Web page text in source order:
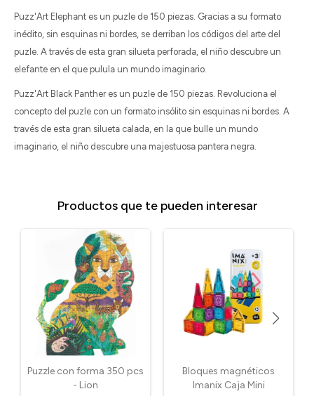
Puzz'Art Elephant es un puzle de 150 piezas. Gracias a su formato
inédito, sin esquinas ni bordes, se derriban los códigos del arte del
puzle. A través de esta gran silueta perforada, el niño descubre un
elefante en el que pulula un mundo imaginario.
Puzz'Art Black Panther es un puzle de 150 piezas. Revoluciona el
concepto del puzle con un formato insólito sin esquinas ni bordes. A
través de esta gran silueta calada, en la que bulle un mundo
imaginario, el niño descubre una majestuosa pantera negra.
Productos que te pueden interesar
Puzzle con forma 350 pcs
- Lion
Bloques magnéticos
Imanix Caja Mini